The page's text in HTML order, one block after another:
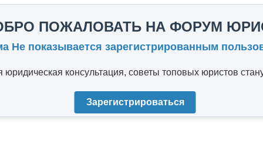
ПОЖАЛОВАТЬ НА ФОРУМ
Не показывается зарегистрированным
консультация, советы топовых юристов
Зарегистрироваться